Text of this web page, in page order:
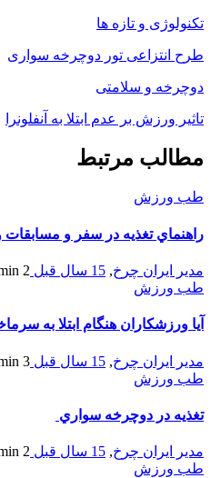
تکنولوژی و تازه ها
طرح انتزاعی تور دوچرخه سواری
دوچرخه و سلامتی
تاثير ورزش بر عدم ابتلا به آنفلونرا
مطالب مرتبط
طب ورزش
راهنماي تغذيه در سفر و مسابقات
مدیر ایران چرخ, 15 سال قبل 2 min
طب ورزش
آيا ورزشکاران هنگام ابتلا به
مدیر ایران چرخ, 15 سال قبل 3 min
طب ورزش
تغذيه در دوچرخه سواري
مدیر ایران چرخ, 15 سال قبل 2 min
طب ورزش